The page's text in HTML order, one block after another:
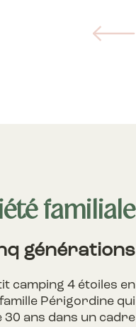
familiale
générations
camping 4 étoiles en
Périgordine qui
30 ans dans un cadre